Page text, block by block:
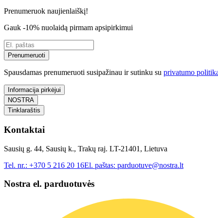
Prenumeruok naujienlaiškį!
Gauk -10% nuolaidą pirmam apsipirkimui
Prenumeruoti
Spausdamas prenumeruoti susipažinau ir sutinku su privatumo
Informacija pirkėjui
NOSTRA
Tinklaraštis
Kontaktai
Sausių g. 44, Sausių k., Trakų raj. LT-21401, Lietuva
Tel. nr.: +370 5 216 20 16El. paštas: parduotuve@nostra.lt
Nostra el. parduotuvės